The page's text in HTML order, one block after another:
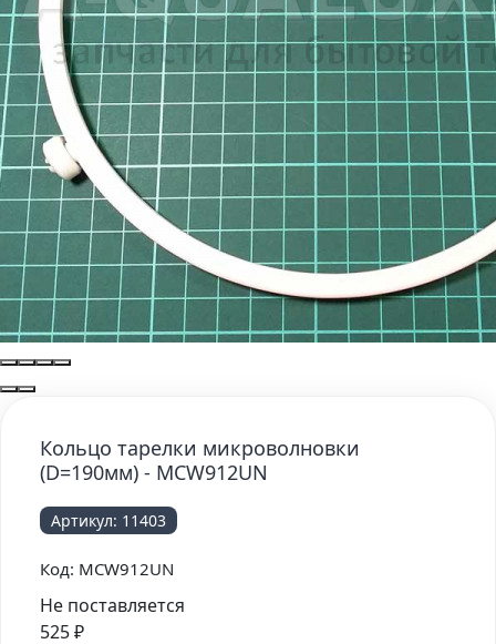
Кольцо тарелки микроволновки
(D=190мм) - MCW912UN
Артикул: 11403
Код: MCW912UN
Не поставляется
525₽